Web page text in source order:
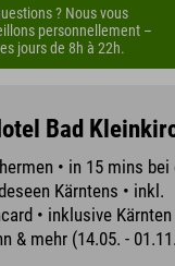
? Nous vous
personnellement –
jours de 8h à 22h.
Bad
• in 15 mins bei
Kärntens • inkl.
• inklusive
& mehr (14.05. -